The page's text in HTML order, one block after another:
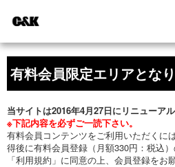
有料会員限定エリアとな
当サイトは2016年4月27日にリニューア
※下記内容を必ずご一読下さい。
有料会員コンテンツをご利用いただくに
得後に有料会員登録（月額330円：税込
「利用規約」に同意の上、会員登録をお